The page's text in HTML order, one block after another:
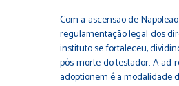
Com a ascensão de
regulamentação legal dos
instituto se fortaleceu,
pós-morte do testador. A ad
adoptionem é a modalidade